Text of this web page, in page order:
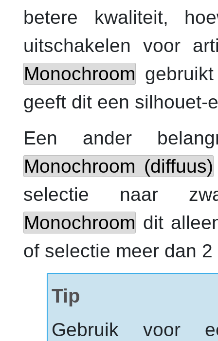
betere kwaliteit,
uitschakelen voor
Monochroom
geeft dit een silhouet-
Een ander
Monochroom (diffuus)
selectie naar
Monochroom dit
of selectie meer dan
Tip
Gebruik voor